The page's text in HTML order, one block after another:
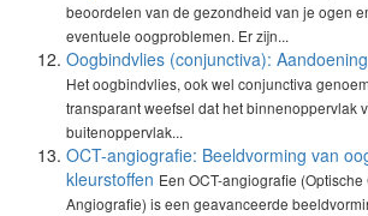
beoordelen van de gezondheid van je ogen
eventuele oogproblemen. Er zijn...
Oogbindvlies (conjunctiva):
Het oogbindvlies, ook wel conjunctiva
transparant weefsel dat het binnenoppervlak
buitenoppervlak...
OCT-angiografie: Beeldvorming van
kleurstoffen Een OCT-angiografie
Angiografie) is een geavanceerde